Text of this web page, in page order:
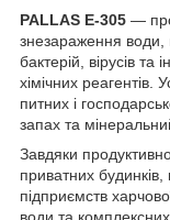
PALLAS E-305 —
знезараження
бактерій, вірусів та
хімічних реагентів.
питних і
запах та
Завдяки
приватних будинків,
підприємств
води та